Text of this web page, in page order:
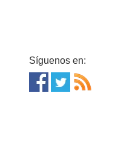
Síguenos en: